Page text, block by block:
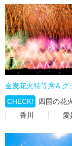
金麦花火特等席＆グ
CHECK!
四国の花
香川
愛